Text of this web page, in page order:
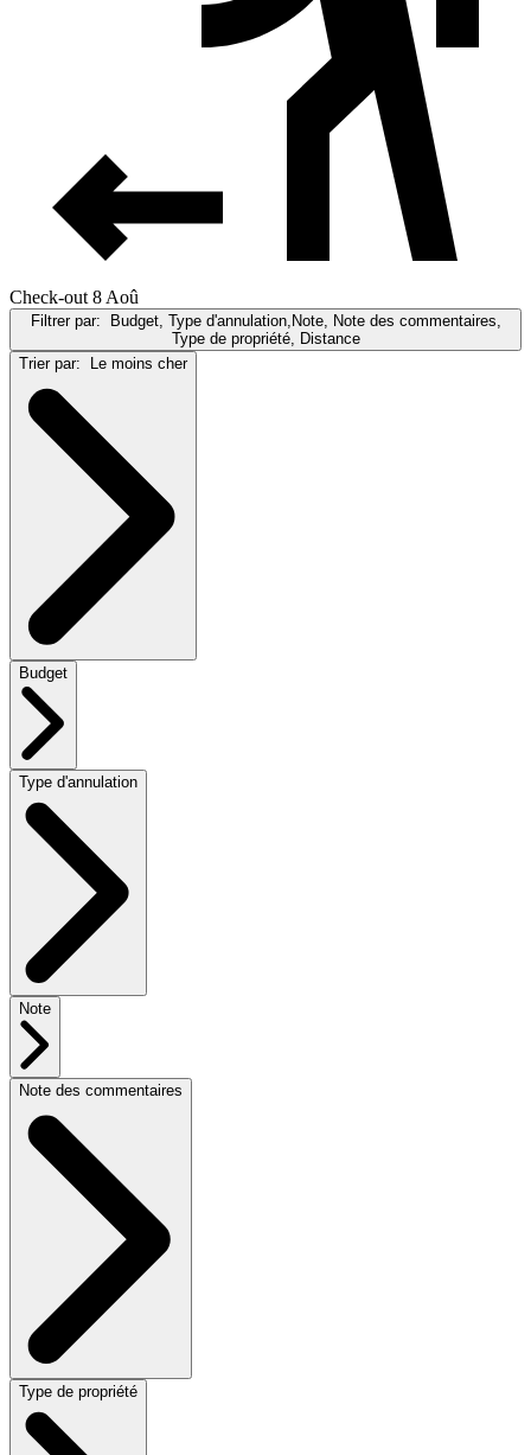
Check-out 8 Aoû
Filtrer par:
Budget, Type d'annulation,Note, Note des commentaires,
Type de propriété, Distance
Trier par:
Le moins cher
Budget
Type d'annulation
Note
Note des commentaires
Type de propriété